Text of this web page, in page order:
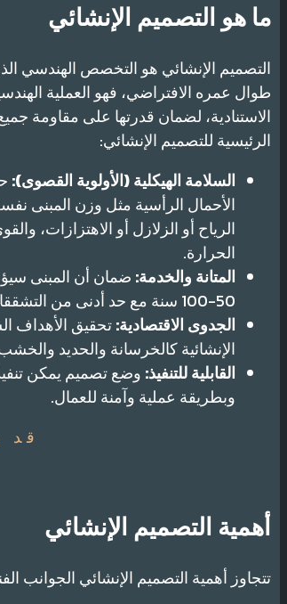
ما هو التصميم الإنشائي
التصميم الإنشائي هو التخصص الهندسي
طوال عمره الافتراضي، فهو العملية
الاستنادية، لضمان قدرتها على مقاومة
الرئيسية للتصميم الإنشائي:
السلامة الهيكلية (الأولوية القصوى):
الأحمال الرأسية مثل وزن المبنى
الرياح أو الزلازل أو الاهتزازات،
الحرارة.
المتانة والخدمة: ضمان أن المبنى
50-100 سنة مع حد أدنى من التشققات والاهتزازات المزعجة.
الجدوى الاقتصادية:تحقيق الأهداف
الإنشائية كالخرسانة والحديد
القابلية للتنفيذ: وضع تصميم يمكن
وبطريقة عملية وآمنة للعمال.
قد
أهمية التصميم الإنشائي
تتجاوز أهمية التصميم الإنشائي الجوانب